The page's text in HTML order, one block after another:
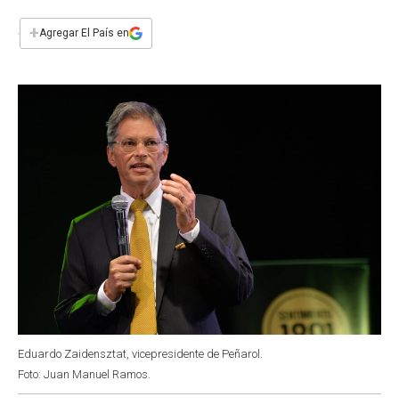
e
b
s
t
i
l
+Agregar El País en
Eduardo Zaidensztat, vicepresidente de Peñarol.
Foto: Juan Manuel Ramos.